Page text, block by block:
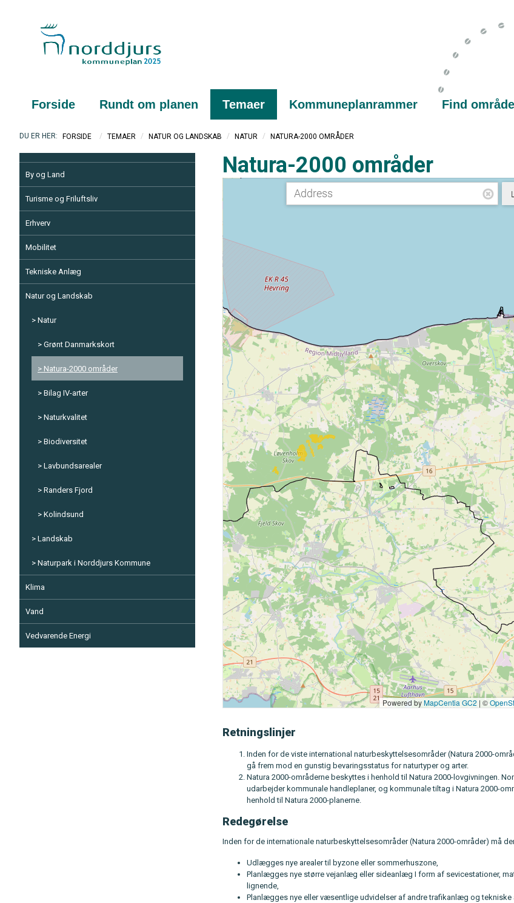
Forside Rundt om planen Temaer Kommuneplanrammer Find
FORSIDE / TEMAER / NATUR OG LANDSKAB / NATUR / NATURA-2000 OMRÅDER
By og Land
Turisme og Friluftsliv
Erhverv
Mobilitet
Tekniske Anlæg
Natur og Landskab
Natur
Grønt Danmarkskort
Natura-2000 områder
Bilag IV-arter
Naturkvalitet
Biodiversitet
Lavbundsarealer
Randers Fjord
Kolindsund
Landskab
Naturpark i Norddjurs Kommune
Klima
Vand
Vedvarende Energi
Natura-2000 områder
Retningslinjer
Inden for de viste international naturbeskyttelsesområder (Natura 2000-
gå frem mod en gunstig bevaringsstatus for naturtyper og arter.
Natura 2000-områderne beskyttes i henhold til Natura 2000-lovgivningen.
udarbejder kommunale handleplaner, og kommunale tiltag i Natura 2000-
henhold til Natura 2000-planerne.
Redegørelse
Inden for de internationale naturbeskyttelsesområder (Natura 2000-områder) må
Udlægges nye arealer til byzone eller sommerhuszone,
Planlægges nye større vejanlæg eller sideanlæg I form af sevicestationer,
lignende,
Planlægges nye eller væsentlige udvidelser af andre trafikanlæg og